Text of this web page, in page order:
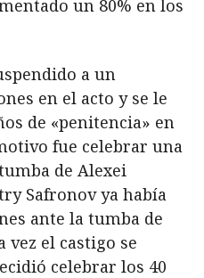
un 80% en los
a un
en el acto y se le
de «penitencia» en
fue celebrar una
de Alexei
Safronov ya había
ante la tumba de
vez el castigo se
celebrar los 40